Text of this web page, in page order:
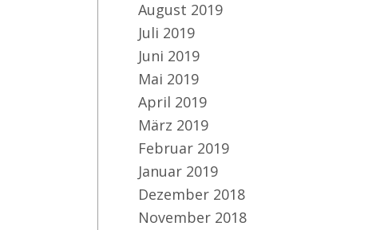
August 2019
Juli 2019
Juni 2019
Mai 2019
April 2019
März 2019
Februar 2019
Januar 2019
Dezember 2018
November 2018